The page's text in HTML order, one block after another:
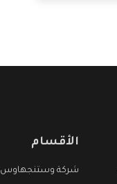
الأقسام
شركة وستنجهاوس